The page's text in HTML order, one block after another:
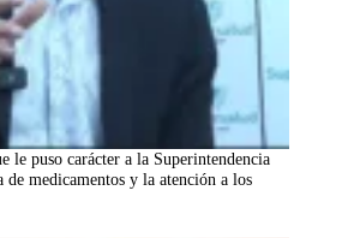
le puso carácter a la Superintendencia
de medicamentos y la atención a los